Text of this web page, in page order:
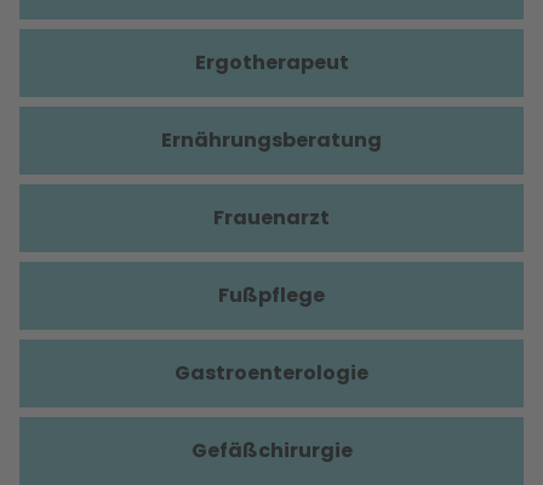
Ergotherapeut
Ernährungsberatung
Frauenarzt
Fußpflege
Gastroenterologie
Gefäßchirurgie